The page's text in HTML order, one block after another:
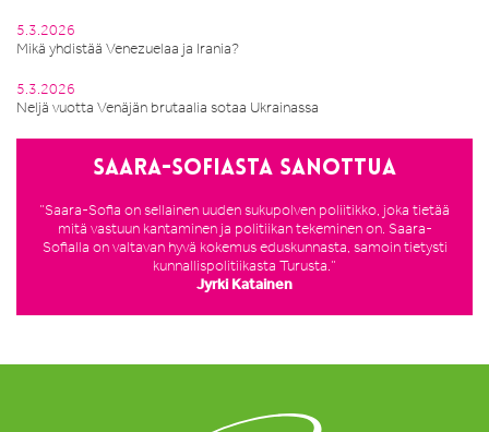
5.3.2026
Mikä yhdistää Venezuelaa ja Irania?
5.3.2026
Neljä vuotta Venäjän brutaalia sotaa Ukrainassa
Saara-Sofiasta sanottua
”Saara-Sofia on sellainen uuden sukupolven poliitikko, joka tietää
mitä vastuun kantaminen ja politiikan tekeminen on. Saara-
Sofialla on valtavan hyvä kokemus eduskunnasta, samoin tietysti
kunnallispolitiikasta Turusta.”
Jyrki Katainen